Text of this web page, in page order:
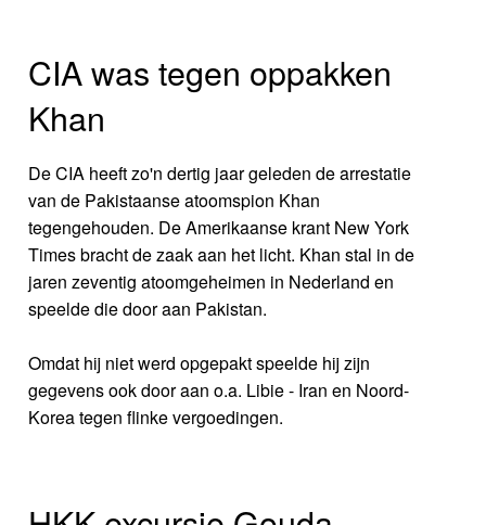
CIA was tegen oppakken
Khan
De CIA heeft zo'n dertig jaar geleden de arrestatie
van de Pakistaanse atoomspion Khan
tegengehouden. De Amerikaanse krant New York
Times bracht de zaak aan het licht. Khan stal in de
jaren zeventig atoomgeheimen in Nederland en
speelde die door aan Pakistan.
Omdat hij niet werd opgepakt speelde hij zijn
gegevens ook door aan o.a. Libie - Iran en Noord-
Korea tegen flinke vergoedingen.